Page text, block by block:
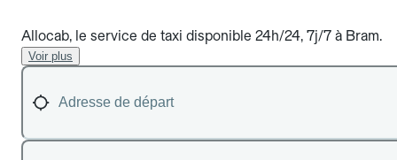
Allocab, le service de taxi disponible 24h/24, 7j/7 à Bram.
Voir plus